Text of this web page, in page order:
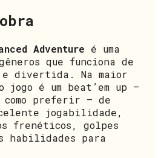
Adventure é uma
que funciona de
e divertida. Na maior
jogo é um beat’em up —
preferir — de
jogabilidade,
frenéticos, golpes
habilidades para